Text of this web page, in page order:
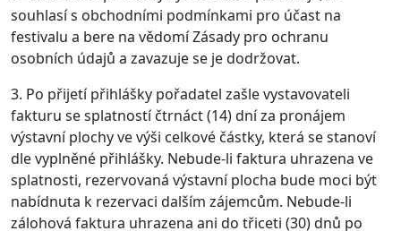
souhlasí s obchodními podmínkami pro účast na
festivalu a bere na vědomí Zásady pro ochranu
osobních údajů a zavazuje se je dodržovat.
3. Po přijetí přihlášky pořadatel zašle vystavovateli
fakturu se splatností čtrnáct (14) dní za pronájem
výstavní plochy ve výši celkové částky, která se stanoví
dle vyplněné přihlášky. Nebude-li faktura uhrazena ve
splatnosti, rezervovaná výstavní plocha bude moci být
nabídnuta k rezervaci dalším zájemcům. Nebude-li
zálohová faktura uhrazena ani do třiceti (30) dnů po